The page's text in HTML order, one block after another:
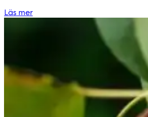
Läs mer